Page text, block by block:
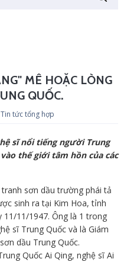
"Sầu Tây Tạng" mê hoặc lòng
MÊ HOẶC LÒNG
QUỐC.
Tin tức tổng hợp
sĩ nổi tiếng người Trung
thế giới tâm hồn của các
sơn dầu trường phái tả
sinh ra tại Kim Hoa, tỉnh
11/11/1947. Ông là 1 trong
sĩ Trung Quốc và là Giám
dầu Trung Quốc.
Quốc Ai Qing, nghệ sĩ Ai